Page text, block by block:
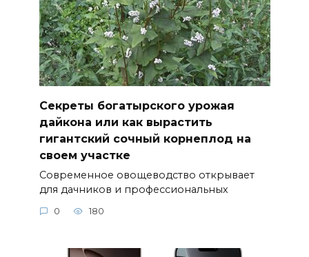
Секреты богатырского урожая
дайкона или как вырастить
гигантский сочный корнеплод на
своем участке
Современное овощеводство открывает
для дачников и профессиональных
0 180